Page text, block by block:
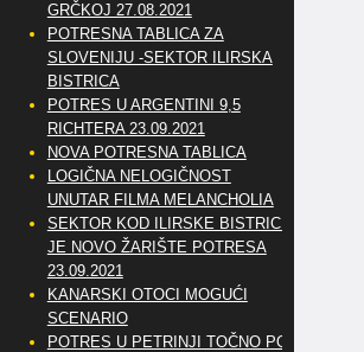
GRČKOJ 27.08.2021
POTRESNA TABLICA ZA
SLOVENIJU -SEKTOR ILIRSKA
BISTRICA
POTRES U ARGENTINI 9,5
RICHTERA 23.09.2021
NOVA POTRESNA TABLICA
LOGIČNA NELOGIČNOST
UNUTAR FILMA MELANCHOLIA
SEKTOR KOD ILIRSKE BISTRICE
JE NOVO ŽARIŠTE POTRESA
23.09.2021
KANARSKI OTOCI MOGUĆI
SCENARIO
POTRES U PETRINJI TOČNO PO